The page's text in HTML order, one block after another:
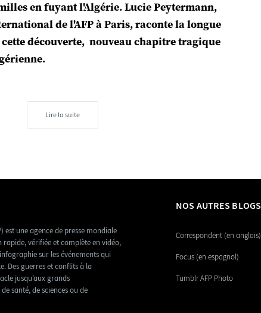
en fuyant l'Algérie. Lucie Peytermann,
de l'AFP à Paris, raconte la longue
cette découverte, nouveau chapitre tragique
Lire la suite
est une agence de presse mondiale
vérifiée et complète en vidéo,
sur les événements qui
Des guerres et conflits à la
jusqu’aux grands
santé, de sciences ou de
NOS AUTRES BLOGS
Correspondent (en anglais)
Focus (en espagnol)
Tumblr AFP Photo